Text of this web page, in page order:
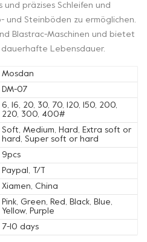
präzises Schleifen und
und Steinböden zu ermöglichen.
Blastrac-Maschinen und bietet
Lebensdauer.
Mosdan
DM-07
6, 16, 20, 30, 70, 120, 150, 200,
220, 300, 400#
Soft, Medium, Hard, Extra soft or
hard, Super soft or hard
9pcs
Paypal, T/T
Xiamen, China
Pink, Green, Red, Black, Blue,
Yellow, Purple
7-10 days